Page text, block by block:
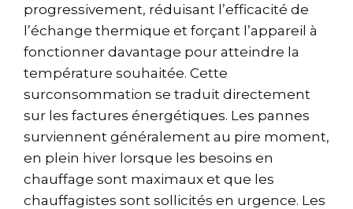
progressivement, réduisant l’efficacité de
l’échange thermique et forçant l’appareil à
fonctionner davantage pour atteindre la
température souhaitée. Cette
surconsommation se traduit directement
sur les factures énergétiques. Les pannes
surviennent généralement au pire moment,
en plein hiver lorsque les besoins en
chauffage sont maximaux et que les
chauffagistes sont sollicités en urgence. Les